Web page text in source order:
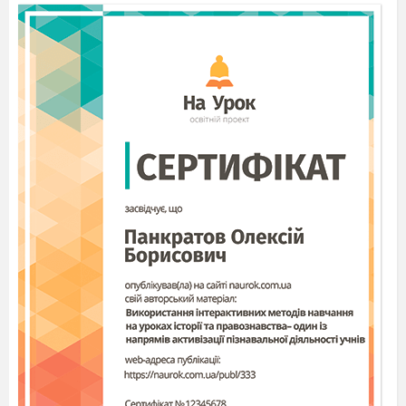
Пора балабушки пекти. Що там кожна з вас
принесла?
Я борошна принесла
А я молока!
Дівчата , дріжджі принесли?
Де у вас, тітко, полумиски?
А макітра? Чи, моʼ, у мисці місити?
Господиня.
щебетухи. Йдіть уже по воду,
а я опару
приготую.
(Дівчата йдуть по воду до криниці, а
там хлопці)
Заходять хлопці, розмовляють
лопець
. Бе - бе - бе! Я бідненьке козеня,
хочу до оцієї дівчини додому. Бе - бе-бе!
(Намагається відігнати дівчину уявними
рогами)
лопець 2
. Піди - піди. Там дядько тобі